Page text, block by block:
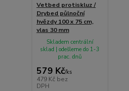
Vetbed protiskluz /
Drybed půlnoční
hvězdy 100 x 75 cm,
vlas 30 mm
579 Kč/ks
479 Kč bez
DPH
Skladem centrální
sklad | odešleme do 1-3
prac. dnů